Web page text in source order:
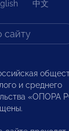
中文
и среднего
«ОПОРА